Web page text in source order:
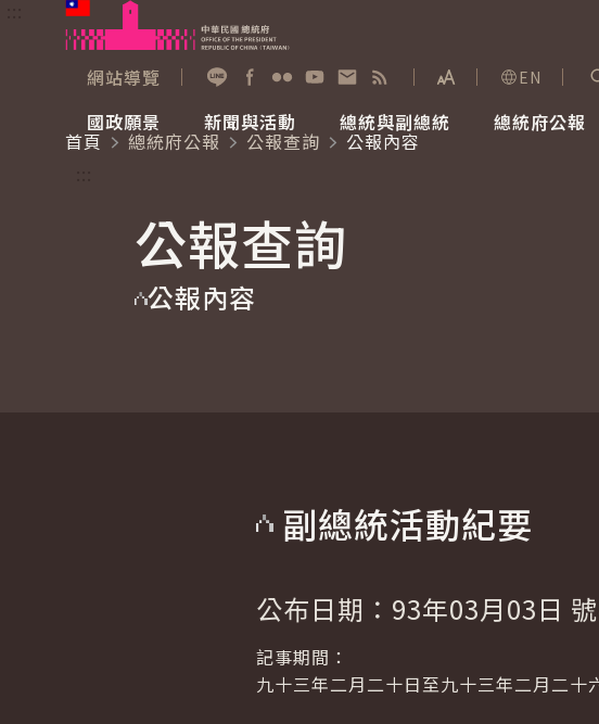
跳到主要內容
網站導覽
展開字級選單
EN
國政願景
國家氣候變遷對策委員會
重要談話
新聞與活動
總統府新聞
影音頻道
總統與副總統
賴清德總統
總統府公報
首頁
總統府公報 公報查詢
公報內容
公報查詢
公報內容
副總統活動紀要
公布日期：93年03月03日
記事期間：
九十三年二月二十日至九十三年二月二十